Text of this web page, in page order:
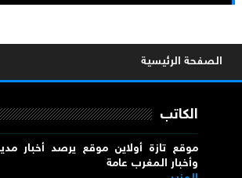
الصفحة الرئيسية
الكاتب
موقع تازة أولاين موقع يرصد أخبار
وأخبار المغرب عامة